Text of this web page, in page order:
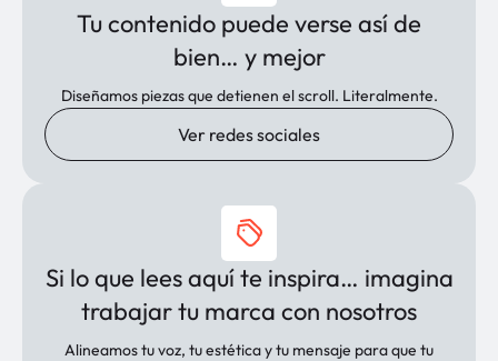
Tu contenido puede verse así de
bien… y mejor
Diseñamos piezas que detienen el scroll. Literalmente.
Ver redes sociales
Si lo que lees aquí te inspira… imagina
trabajar tu marca con nosotros
Alineamos tu voz, tu estética y tu mensaje para que tu